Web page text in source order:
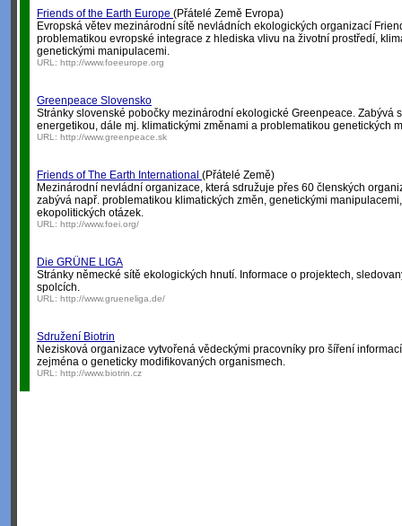
Friends of the Earth Europe (Přátelé Země Evropa)
Evropská větev mezinárodní sítě nevládních ekologických organizací
problematikou evropské integrace z hlediska vlivu na životní prostředí,
genetickými manipulacemi.
URL: http://www.foeeurope.org
Greenpeace Slovensko
Stránky slovenské pobočky mezinárodní ekologické Greenpeace. Zabývá
energetikou, dále mj. klimatickými změnami a problematikou genetických
URL: http://www.greenpeace.sk
Friends of The Earth International (Přátelé Země)
Mezinárodní nevládní organizace, která sdružuje přes 60 členských
zabývá např. problematikou klimatických změn, genetickými
ekopolitických otázek.
URL: http://www.foei.org/
Die GRÜNE LIGA
Stránky německé sítě ekologických hnutí. Informace o projektech,
spolcích.
URL: http://www.grueneliga.de/
Sdružení Biotrin
Nezisková organizace vytvořená vědeckými pracovníky pro šíření
zejména o geneticky modifikovaných organismech.
URL: http://www.biotrin.cz